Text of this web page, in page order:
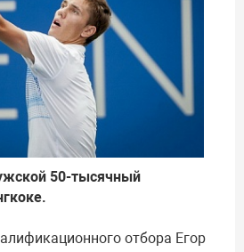
50-тысячный
отбора Егор